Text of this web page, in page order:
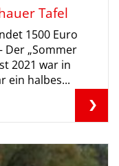
Tafel
1500 Euro
Der „Sommer
2021 war in
ein halbes...